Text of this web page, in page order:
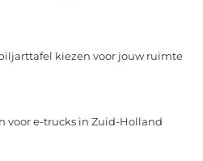
kiezen voor jouw ruimte
voor e-trucks in Zuid-Holland